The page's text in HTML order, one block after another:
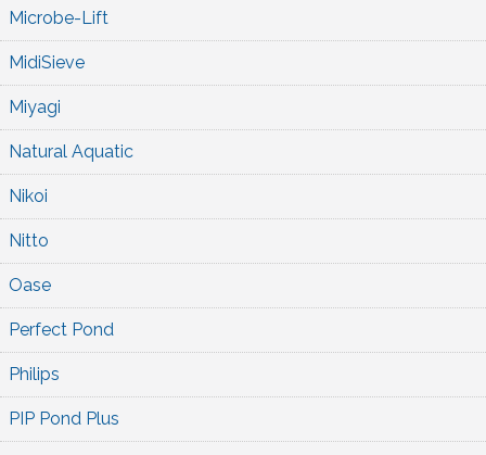
Microbe-Lift
MidiSieve
Miyagi
Natural Aquatic
Nikoi
Nitto
Oase
Perfect Pond
Philips
PIP Pond Plus